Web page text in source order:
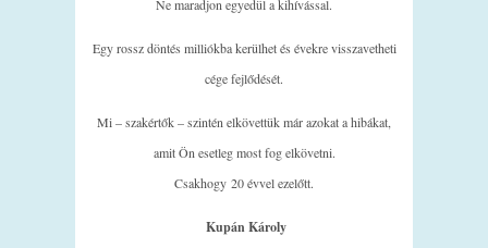
Ne maradjon egyedül a kihívással.
Egy rossz döntés milliókba kerülhet és évekre visszavetheti
cége fejlődését.
Mi – szakértők – szintén elkövettük már azokat a hibákat,
amit Ön esetleg most fog elkövetni.
Csakhogy 20 évvel ezelőtt.
Kupán Károly